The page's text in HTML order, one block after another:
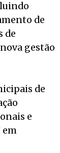
de
de
gestão
de
e
em